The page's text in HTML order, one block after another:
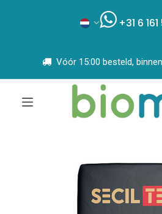
+31 6
Vóór 15:00 besteld,